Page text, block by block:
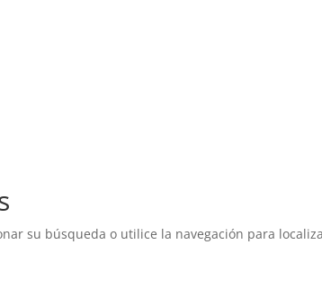
su búsqueda o utilice la navegación para